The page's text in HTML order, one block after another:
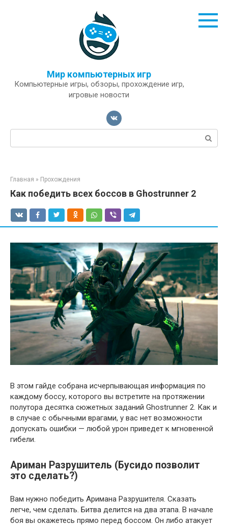
Мир компьютерных игр
Компьютерные игры, обзоры, прохождение игр,
игровые новости
Поиск:
Главная » Прохождения
Как победить всех боссов в Ghostrunner 2
В этом гайде собрана исчерпывающая информация по
каждому боссу, которого вы встретите на протяжении
полутора десятка сюжетных заданий Ghostrunner 2. Как и
в случае с обычными врагами, у вас нет возможности
допускать ошибки — любой урон приведет к мгновенной
гибели.
Ариман Разрушитель (Бусидо позволит
это сделать?)
Вам нужно победить Аримана Разрушителя. Сказать
легче, чем сделать. Битва делится на два этапа. В начале
боя вы окажетесь прямо перед боссом. Он либо атакует